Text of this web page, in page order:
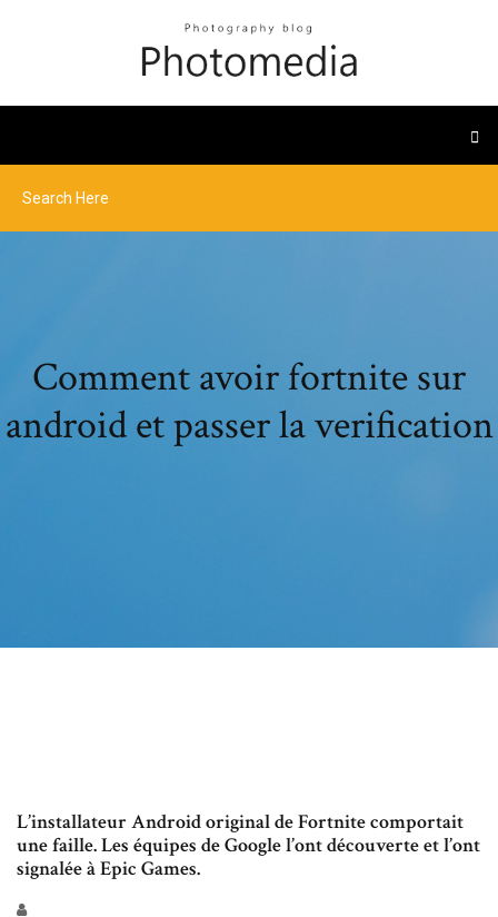
Comment avoir fortnite sur
android et passer la verification
L’installateur Android original de Fortnite comportait
une faille. Les équipes de Google l’ont découverte et l’ont
signalée à Epic Games.